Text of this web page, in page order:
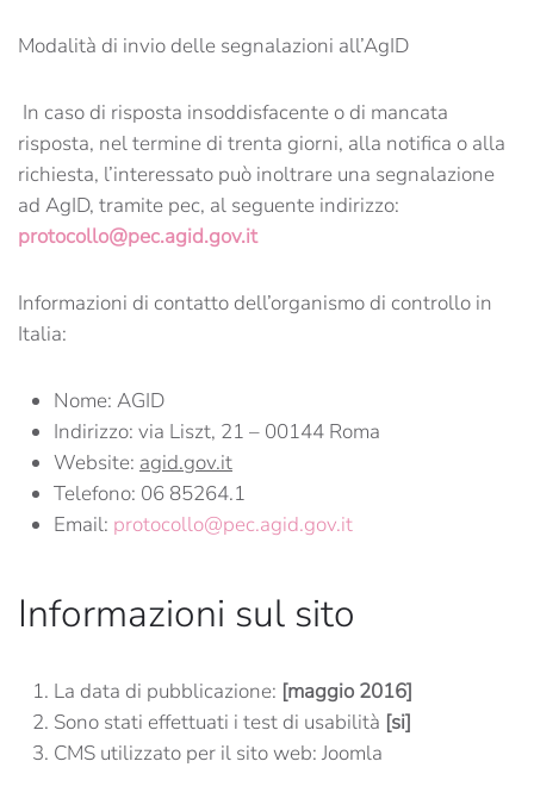
Modalità di invio delle segnalazioni all’AgID
In caso di risposta insoddisfacente o di mancata
risposta, nel termine di trenta giorni, alla notifica o alla
richiesta, l’interessato può inoltrare una segnalazione
ad AgID, tramite pec, al seguente indirizzo:
protocollo@pec.agid.gov.it
Informazioni di contatto dell’organismo di controllo in
Italia:
Nome: AGID
Indirizzo: via Liszt, 21 – 00144 Roma
Website: agid.gov.it
Telefono: 06 85264.1
Email: protocollo@pec.agid.gov.it
Informazioni sul sito
La data di pubblicazione: [maggio 2016]
Sono stati effettuati i test di usabilità [si]
CMS utilizzato per il sito web: Joomla